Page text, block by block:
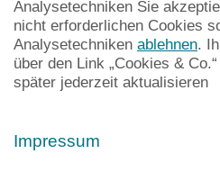
Lesen ist eine
Gleichzeitig bringen
Voraussetzungen in den
bereits sicher lesen und Texte
gezielte Unterstützung, um
Für Lehrkräfte stellt sich
Analysetechniken Sie
nicht erforderlichen Cookies
Analysetechniken ablehnen.
über den Link „Cookies &
später jederzeit aktualisieren
Impressum